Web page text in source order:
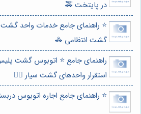
در پایتخت 🚕
⭐️ راهنمای جامع خدمات واحد گشت
گشت انتظامی 🚓
راهنمای جامع ⭐️ اتوبوس گشت
استقرار واحدهای گشت سیار 👮‍♂️
⭐️ راهنمای جامع اجاره اتوبوس